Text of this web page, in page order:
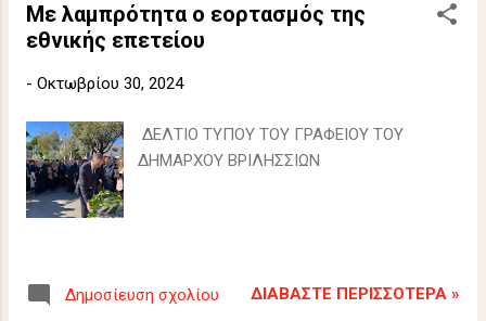
Με λαμπρότητα ο εορτασμός της
εθνικής επετείου
- Οκτωβρίου 30, 2024
ΔΕΛΤΙΟ ΤΥΠΟΥ ΤΟΥ ΓΡΑΦΕΙΟΥ ΤΟΥ
ΔΗΜΑΡΧΟΥ ΒΡΙΛΗΣΣΙΩΝ
Δημοσίευση σχολίου ΔΙΑΒΆΣΤΕ ΠΕΡΙΣΣΌΤΕΡΑ »